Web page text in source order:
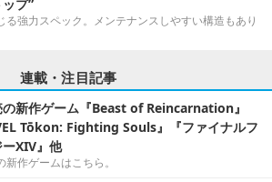
プ”
る強力スペック。メンテナンスしやすい構造もあり
連載・注目記事
新作ゲーム『Beast of Reincarnation』
Tōkon: Fighting Souls』『ファイナルフ
ーXIV』他
新作ゲームはこちら。